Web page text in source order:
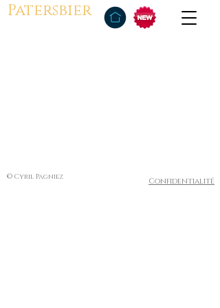
Patersbier
© Cyril Pagniez Confidentialité